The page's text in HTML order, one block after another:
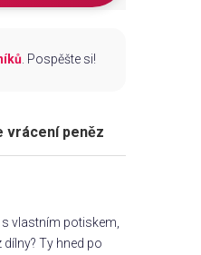
. Pospěšte si!
vrácení peněz
vlastním potiskem,
Ty hned po